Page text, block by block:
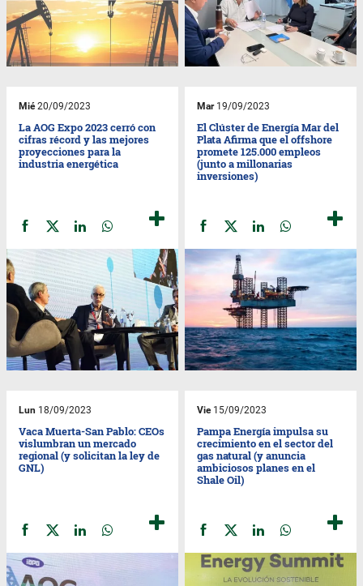
Mié20/09/2023
La AOG Expo 2023 cerró con
cifras récord y las mejores
proyecciones para la
industria energética
Mar19/09/2023
El Clúster de Energía Mar del
Plata Afirma que el offshore
promete 125.000 empleos
(junto a millonarias
inversiones)
Lun 18/09/2023
Vaca Muerta-San Pablo: CEOs
vislumbran un mercado
regional (y solicitan la ley de
GNL)
Vie15/09/2023
Pampa Energía impulsa su
crecimiento en el sector del
gas natural (y anuncia
ambiciosos planes en el
Shale Oil)